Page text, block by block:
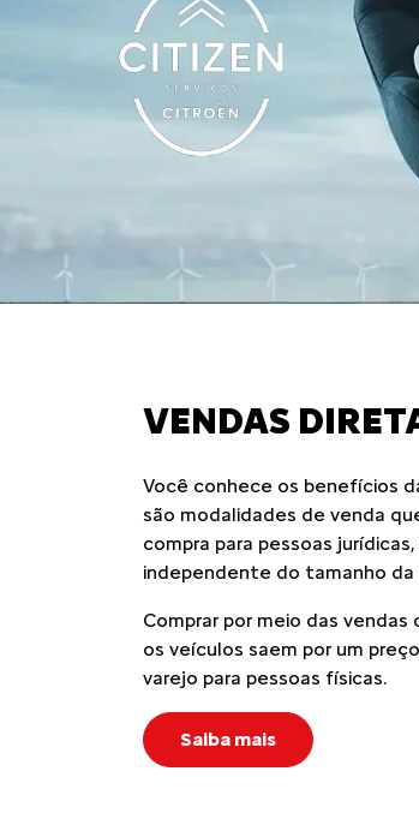
VENDAS
Você conhece os benefícios
são modalidades de venda
compra para pessoas
independente do tamanho da
Comprar por meio das
os veículos saem por um
varejo para pessoas físicas.
Saiba mais